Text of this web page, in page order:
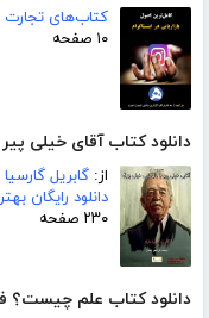
کتاب‌های تجارت
۱۰ صفحه
دانلود کتاب آقای خیلی
از: گابریل گارسیا
دانلود رایگان
۲۳۰ صفحه
دانلود کتاب علم